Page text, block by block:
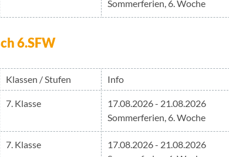
Sommerferien, 6. Woche
6.SFW
Klassen / Stufen Info
7. Klasse
17.08.2026 - 21.08.2026
Sommerferien, 6. Woche
7. Klasse
17.08.2026 - 21.08.2026